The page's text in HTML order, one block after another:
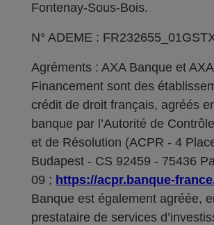
Fontenay-Sous-Bois.
N° ADEME :
Agréments : AXA Banque et
Financement sont des
crédit de droit français, agréés
banque par l’Autorité de
et de Résolution (ACPR - 4
Budapest - CS 92459 - 75436
09 ; https://acpr.banque-
Banque est également agréée,
prestataire de services